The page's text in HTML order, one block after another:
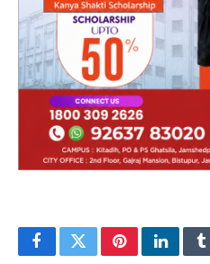
FacebookTwitterPinterest